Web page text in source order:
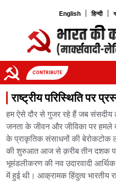
English | हिन्दी |
CONTRIBUTE
राष्ट्रीय परिस्थिति पर
हम ऐसे दौर से गुजर रहे हैं जब
जनता के जीवन और जीविका पर हमले
के प्राकृतिक संसाधनों की बेरोकटोक
की शुरुआत आज से क़रीब तीन दशक
भूमंडलीकरण की नव उदारवादी
में हुई थी। आक्रामक हिंदुत्व भारतीय